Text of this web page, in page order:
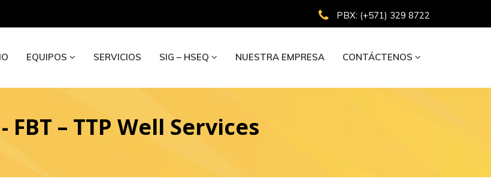
PBX: (+571) 329 8722
EQUIPOS SERVICIOS SIG – HSEQ NUESTRA EMPRESA CONTÁCTENOS
– TTP Well Services